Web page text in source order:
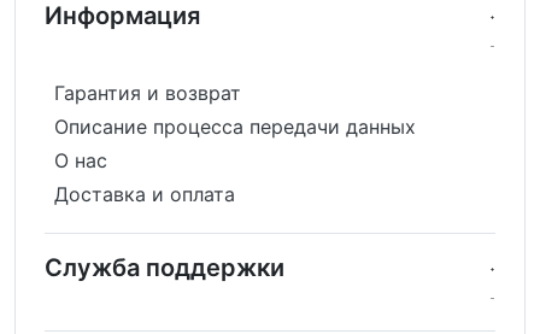
Информация
Гарантия и возврат
Описание процесса передачи данных
О нас
Доставка и оплата
Служба поддержки